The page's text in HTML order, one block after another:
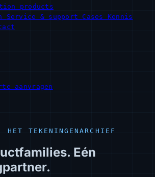
products
Service & support Cases Kennis
aanvragen
TEKENINGENARCHIEF
Eén